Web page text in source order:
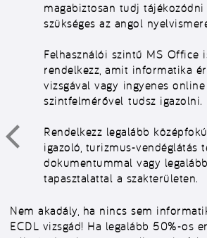
magabiztosan tudj
szükséges az angol
Felhasználói szintű MS Office
rendelkezz, amit informatika
vizsgával vagy ingyenes online
szintfelmérővel tudsz igazolni.
Rendelkezz legalább
igazoló, turizmus-vendéglátás
dokumentummal vagy
tapasztalattal a szakterületen.
Nem akadály, ha nincs sem
ECDL vizsgád! Ha legalább 50%-os